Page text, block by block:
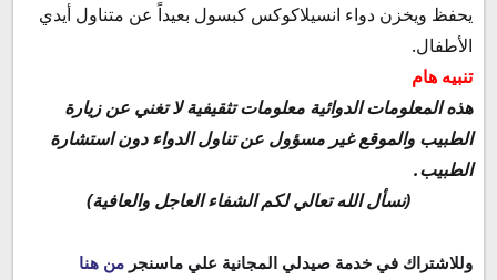
يحفظ ويخزن دواء انسيلاكوكس كبسول بعيداً عن متناول أيدي
الأطفال.
تنبيه هام
هذه المعلومات الدوائية معلومات تثقيفية لا تغني عن زيارة
الطبيب والموقع غير مسؤول عن تناول الدواء دون استشارة
الطبيب.
(نسأل الله تعالي لكم الشفاء العاجل والعافية)
وللاشتراك في خدمة صيدلي المجانية علي ماسنجر من هنا